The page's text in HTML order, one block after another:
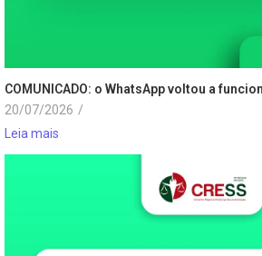
COMUNICADO: o WhatsApp voltou a
20/07/2026 /
Leia mais